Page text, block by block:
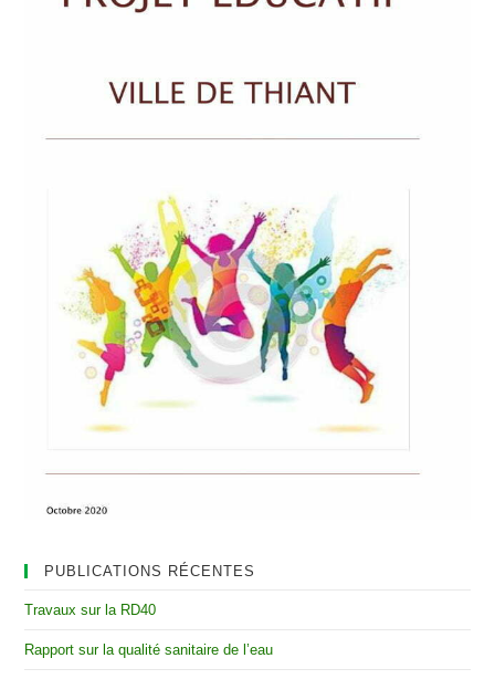
PUBLICATIONS RÉCENTES
Travaux sur la RD40
Rapport sur la qualité sanitaire de l’eau